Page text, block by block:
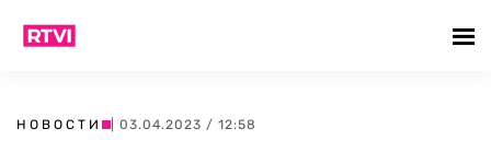
НОВОСТИ | 03.04.2023 / 12:58